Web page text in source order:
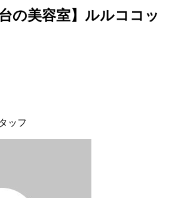
の美容室】ルルココッ
ッフ